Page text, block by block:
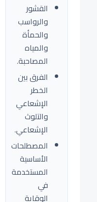
القشور
والرواسب
والحمأة
والمياه
المصاحبة.
الفرق بين
الخطر
الإشعاعي
والتلوث
الإشعاعي.
المصطلحات
الأساسية
المستخدمة
في
الوقاية